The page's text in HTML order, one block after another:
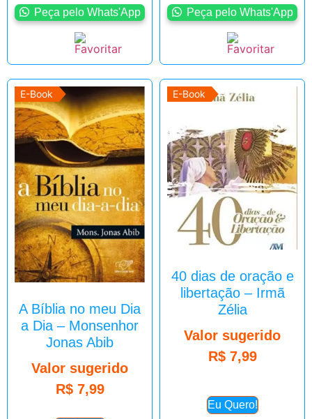
Peça pelo Whats'App Peça pelo Whats'App
E-Book
A Bíblia no meu Dia
a Dia – Monsenhor
Jonas Abib
Valor sugerido
R$7,99
E-Book
40 dias de oração e
libertação – Irmã
Zélia
Valor sugerido
R$7,99
Eu Quero!